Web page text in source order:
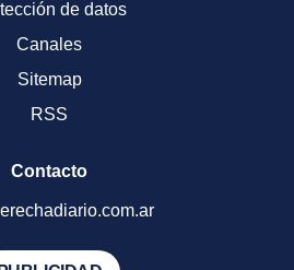
de datos
Canales
Sitemap
RSS
Contacto